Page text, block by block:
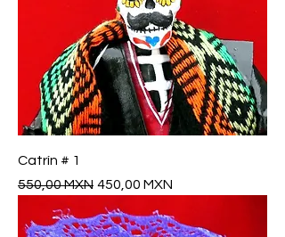
Catrín # 1
Precio
550,00 MXN Precio de oferta
450,00 MXN